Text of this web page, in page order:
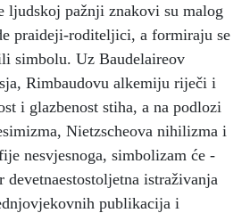
ljudskoj pažnji znakovi su malog
praideji-roditeljici, a formiraju se
simbolu. Uz Baudelaireov
Rimbaudovu alkemiju riječi i
i glazbenost stiha, a na podlozi
Nietzscheova nihilizma i
nesvjesnoga, simbolizam će -
istraživanja
publikacija i